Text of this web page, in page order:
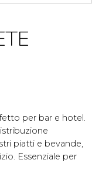
per bar e hotel.
piatti e bevande,
Essenziale per